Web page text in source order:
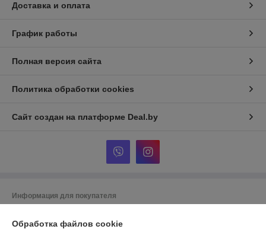
Доставка и оплата
График работы
Полная версия сайта
Политика обработки cookies
Сайт создан на платформе Deal.by
Информация для покупателя
г.Минск, пр-т Партизанский 168/25
Обработка файлов cookie